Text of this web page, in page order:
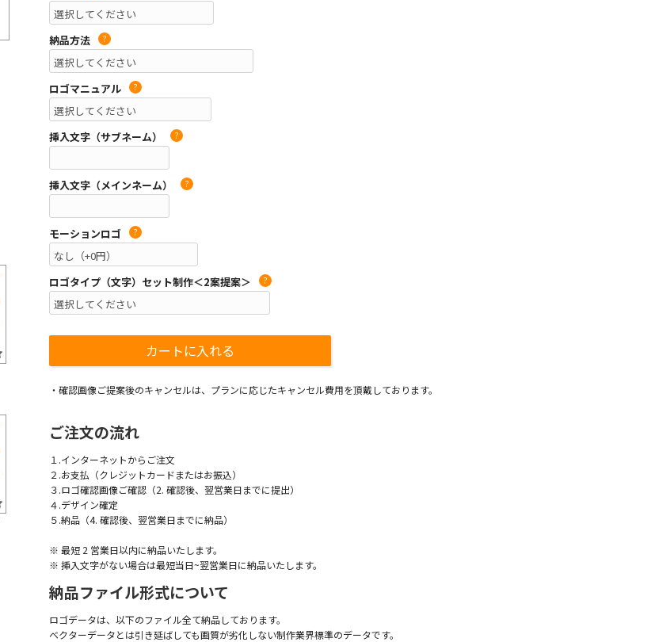
納品方法 ?
ロゴマニュアル ?
挿入文字（サブネーム） ?
挿入文字（メインネーム） ?
モーションロゴ ?
ロゴタイプ（文字）セット制作＜2案提案＞ ?
・確認画像ご提案後のキャンセルは、プランに応じたキャンセル費用を頂戴しております。
ご注文の流れ
１.インターネットからご注文
２.お支払（クレジットカードまたはお振込）
３.ロゴ確認画像ご確認（2. 確認後、翌営業日までに提出）
４.デザイン確定
５.納品（4. 確認後、翌営業日までに納品）
※ 最短 2 営業日以内に納品いたします。
※ 挿入文字がない場合は最短当日~翌営業日に納品いたします。
納品ファイル形式について
ロゴデータは、以下のファイル全て納品しております。
ベクターデータとは引き延ばしても画質が劣化しない制作業界標準のデータです。